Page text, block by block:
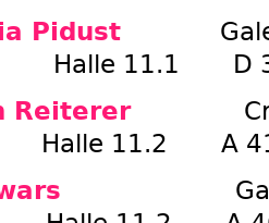
Pidust Galerie
Halle 11.1 D
Reiterer
11.2 A